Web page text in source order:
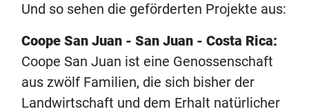
Und so sehen die geförderten Projekte aus:
Coope San Juan - San Juan - Costa Rica:
Coope San Juan ist eine Genossenschaft
aus zwölf Familien, die sich bisher der
Landwirtschaft und dem Erhalt natürlicher